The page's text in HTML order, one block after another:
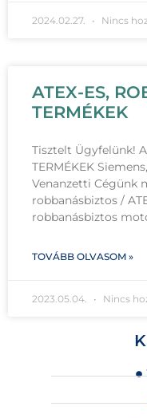
2024.02.27. Nincs
ATEX-ES,
TERMÉKEK
Tisztelt Ügyfelünk!
TERMÉKEK
Venanzetti Cégünk
robbanásbiztos /
robbanásbiztos
TOVÁBB OLVASOM »
2023.05.04. Nincs